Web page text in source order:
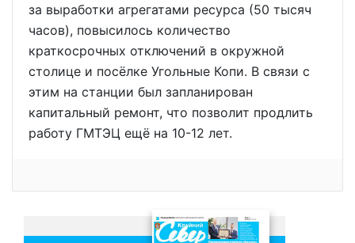
за выработки агрегатами ресурса (50 тысяч
часов), повысилось количество
краткосрочных отключений в окружной
столице и посёлке Угольные Копи. В связи с
этим на станции был запланирован
капитальный ремонт, что позволит продлить
работу ГМТЭЦ ещё на 10-12 лет.